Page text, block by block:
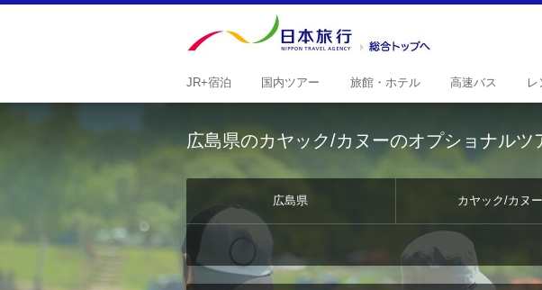
JR+宿泊 国内ツアー 旅館・ ホテル 高速バス レ
広島県のカヤック/カヌーのオプショナルツ
広島県 カヤック/カヌー